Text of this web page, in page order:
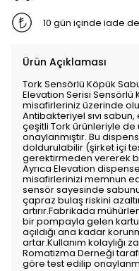
10 gün içinde iade
Ürün Açıklaması
Tork Sensörlü Köpük
Elevation Serisi Sensörlü
misafirleriniz üzerinde
Antibakteriyel sıvı
çeşitli Tork ürünleriyle de
onaylanmıştır. Bu
doldurulabilir (şirket içi
gerektirmeden vererek
Ayrıca Elevation
misafirlerinizi memnun
sensör sayesinde
çapraz bulaş riskini
artırır.Fabrikada
bir pompayla gelen
açıldığı ana kadar
artar.Kullanım kolaylığı
Romatizma Derneği
göre test edilip